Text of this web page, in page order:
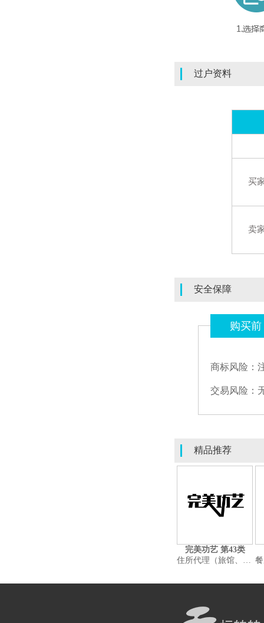
过户资料
买
卖
安全保障
购买前
商标风险：
交易风险：
精品推荐
完美功艺 第43类
住所代理（旅馆、供膳寄宿处）;汽车旅馆;茶馆;酒吧服务;餐厅;咖啡馆;假日野营住宿服务;饭店;提供野营场地设施;烹饪设备出租
餐厅;自助餐